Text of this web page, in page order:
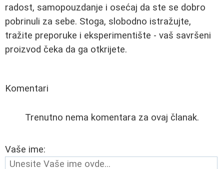
radost, samopouzdanje i osećaj da ste se dobro
pobrinuli za sebe. Stoga, slobodno istražujte,
tražite preporuke i eksperimentište - vaš savršeni
proizvod čeka da ga otkrijete.
Komentari
Trenutno nema komentara za ovaj članak.
Vaše ime: